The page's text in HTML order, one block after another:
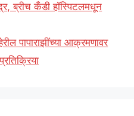
ब्रीच कँडी हॉस्पिटलमधून
पापाराझींच्या आक्रमणावर